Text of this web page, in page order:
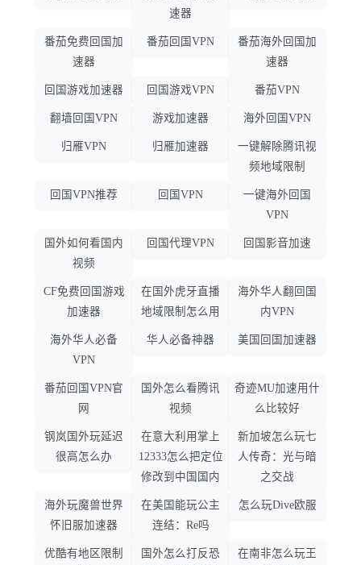
速器
番茄免费回国加
速器
番茄回国VPN
番茄海外回国加
速器
回国游戏加速器 回国游戏VPN 番茄VPN
翻墙回国VPN 游戏加速器 海外回国VPN
归雁VPN 归雁加速器
一键解除腾讯视
频地域限制
回国VPN推荐 回国VPN
一键海外回国
VPN
国外如何看国内
视频
回国代理VPN 回国影音加速
CF免费回国游戏
加速器
在国外虎牙直播
地域限制怎么用
海外华人翻回国
内VPN
海外华人必备
VPN
华人必备神器 美国回国加速器
番茄回国VPN官
网
国外怎么看腾讯
视频
奇迹MU加速用什
么比较好
钢岚国外玩延迟
很高怎么办
在意大利用掌上
12333怎么把定位
修改到中国国内
新加坡怎么玩七
人传奇：光与暗
之交战
海外玩魔兽世界
怀旧服加速器
在美国能玩公主
连结：Re吗
怎么玩Dive欧服
优酷有地区限制
国外怎么打反恐
在南非怎么玩王